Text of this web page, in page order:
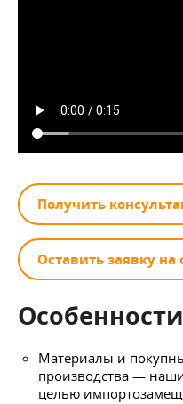
Получить
Оставить заявку на
Материалы и
производства —
целью